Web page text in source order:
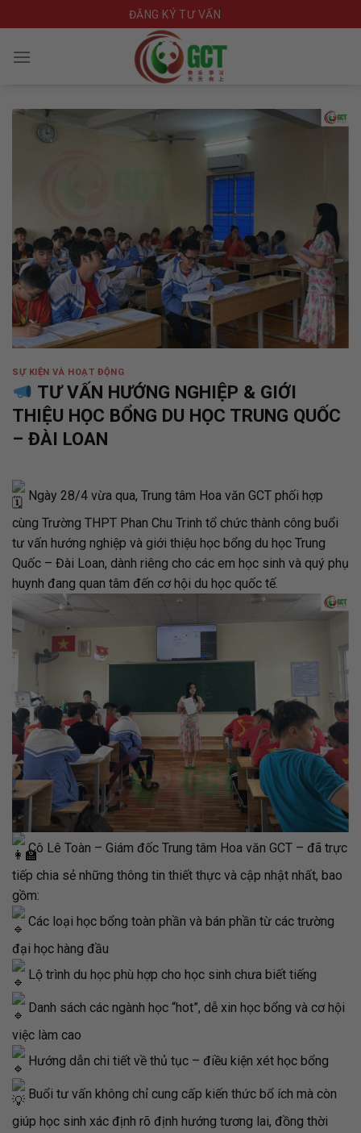
to
content
ĐĂNG KÝ TƯ VẤN
SỰ KIỆN VÀ HOẠT ĐỘNG
TƯ VẤN HƯỚNG NGHIỆP & GIỚI
THIỆU HỌC BỔNG DU HỌC TRUNG QUỐC
– ĐÀI LOAN
Ngày 28/4 vừa qua, Trung tâm Hoa văn GCT phối hợp
cùng Trường THPT Phan Chu Trinh tổ chức thành công buổi
tư vấn hướng nghiệp và giới thiệu học bổng du học Trung
Quốc – Đài Loan, dành riêng cho các em học sinh và quý phụ
huynh đang quan tâm đến cơ hội du học quốc tế.
Cô Lê Toàn – Giám đốc Trung tâm Hoa văn GCT – đã trực
tiếp chia sẻ những thông tin thiết thực và cập nhật nhất, bao
gồm:
Các loại học bổng toàn phần và bán phần từ các trường
đại học hàng đầu
Lộ trình du học phù hợp cho học sinh chưa biết tiếng
Danh sách các ngành học “hot”, dễ xin học bổng và cơ hội
việc làm cao
Hướng dẫn chi tiết về thủ tục – điều kiện xét học bổng
Buổi tư vấn không chỉ cung cấp kiến thức bổ ích mà còn
giúp học sinh xác định rõ định hướng tương lai, đồng thời